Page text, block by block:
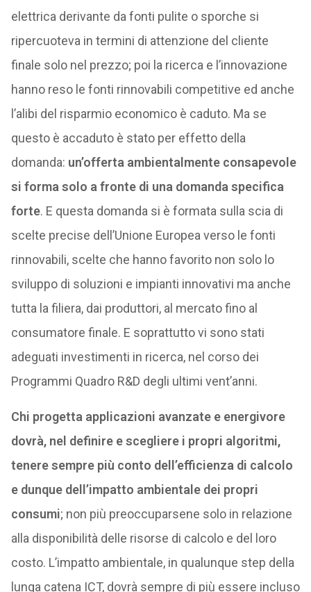
elettrica derivante da fonti pulite o sporche si
ripercuoteva in termini di attenzione del cliente
finale solo nel prezzo; poi la ricerca e l’innovazione
hanno reso le fonti rinnovabili competitive ed anche
l’alibi del risparmio economico è caduto. Ma se
questo è accaduto è stato per effetto della
domanda: un’offerta ambientalmente consapevole
si forma solo a fronte di una domanda specifica
forte. E questa domanda si è formata sulla scia di
scelte precise dell’Unione Europea verso le fonti
rinnovabili, scelte che hanno favorito non solo lo
sviluppo di soluzioni e impianti innovativi ma anche
tutta la filiera, dai produttori, al mercato fino al
consumatore finale. E soprattutto vi sono stati
adeguati investimenti in ricerca, nel corso dei
Programmi Quadro R&D degli ultimi vent’anni.
Chi progetta applicazioni avanzate e energivore
dovrà, nel definire e scegliere i propri algoritmi,
tenere sempre più conto dell’efficienza di calcolo
e dunque dell’impatto ambientale dei propri
consumi; non più preoccuparsene solo in relazione
alla disponibilità delle risorse di calcolo e del loro
costo. L’impatto ambientale, in qualunque step della
lunga catena ICT, dovrà sempre di più essere incluso